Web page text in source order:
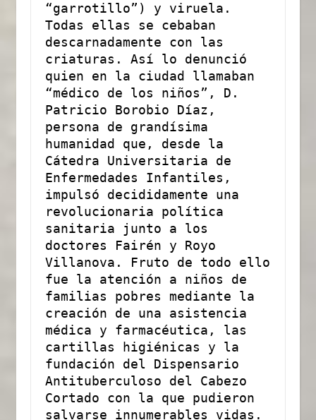
“garrotillo”) y viruela.
Todas ellas se cebaban
descarnadamente con las
criaturas. Así lo denunció
quien en la ciudad llamaban
“médico de los niños”, D.
Patricio Borobio Díaz,
persona de grandísima
humanidad que, desde la
Cátedra Universitaria de
Enfermedades Infantiles,
impulsó decididamente una
revolucionaria política
sanitaria junto a los
doctores Fairén y Royo
Villanova. Fruto de todo ello
fue la atención a niños de
familias pobres mediante la
creación de una asistencia
médica y farmacéutica, las
cartillas higiénicas y la
fundación del Dispensario
Antituberculoso del Cabezo
Cortado con la que pudieron
salvarse innumerables vidas.